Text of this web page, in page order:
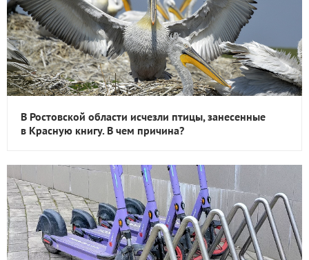
В Ростовской области исчезли птицы, занесенные
в Красную книгу. В чем причина?